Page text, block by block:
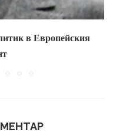
в Европейския